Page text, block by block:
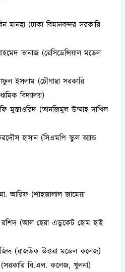
মানহা (ঢাকা বিমানবন্দর সরকারি
তানাজ (রেসিডেন্সিয়াল মডেল
ইসলাম (চৌগাছা সরকারি
বিদ্যালয়)
মুস্তাওরিদ (তানজিমুল উম্মাহ দাখিল
হাসান (সিএমপি স্কুল অ্যান্ড
আরিফ (শাহজালাল জামেয়া
রশিদ (আল হেরা এডুকেট হোম হাই
(রাজউক উত্তরা মডেল কলেজ)
(সরকারি বি.এল. কলেজ, খুলনা)